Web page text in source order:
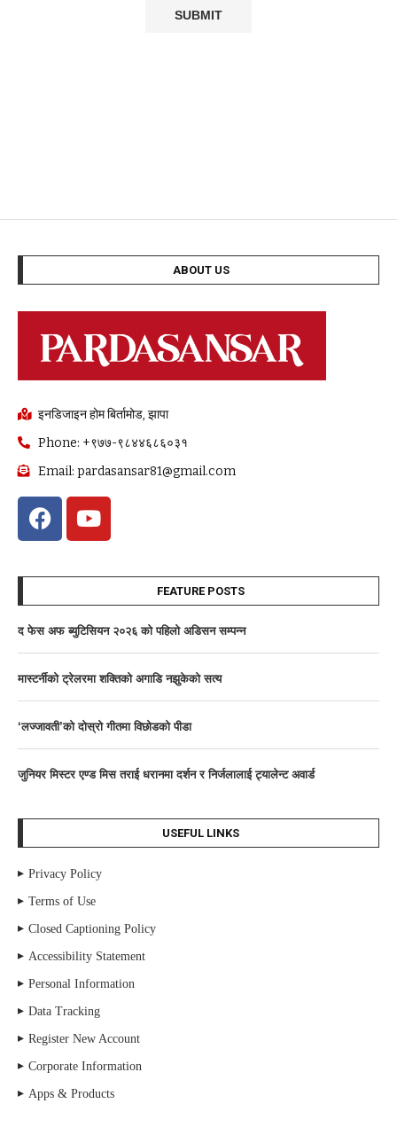
ABOUT US
इनडिजाइन होम बिर्तामोड, झापा
Phone: +९७७-९८४४६८६०३१
Email: pardasansar81@gmail.com
FEATURE POSTS
द फेस अफ ब्युटिसियन २०२६ काे पहिलाे अडिसन सम्पन्न
मास्टर्नीकाे ट्रेलरमा शक्तिकाे अगाडि नझुकेकाे सत्य
‘लज्जावती’को दाेस्राे गीतमा विछोडको पीडा
जुनियर मिस्टर एण्ड मिस तराई धरानमा दर्शन र निर्जलालाई ट्यालेन्ट अवार्ड
USEFUL LINKS
Privacy Policy
Terms of Use
Closed Captioning Policy
Accessibility Statement
Personal Information
Data Tracking
Register New Account
Corporate Information
Apps & Products